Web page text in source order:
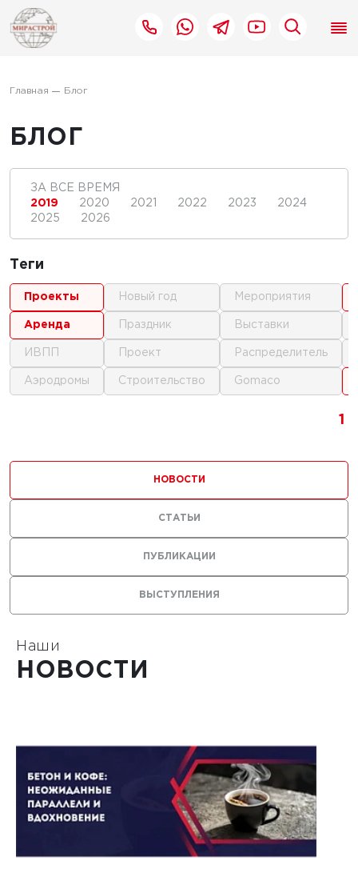
Главная Блог
БЛОГ
1
1
ВЫСТУПЛЕНИЯ
ПУБЛИКАЦИИ
НОВОСТИ
СТАТЬИ
ЗА ВСЕ ВРЕМЯ
2019
2020 2021 2022 2023
2024
2025
2026
Теги
проекты
аренда
ИВПП
аэродромы
новый год
праздник
проект
строительство
мероприятия
выставки
распределитель
gomaco
Наши
НОВОСТИ